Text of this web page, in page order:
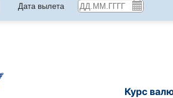
Дата вылета
Курс